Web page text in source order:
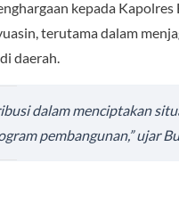
kepada Kapolres
terutama dalam
daerah.
dalam menciptakan
pembangunan,” ujar